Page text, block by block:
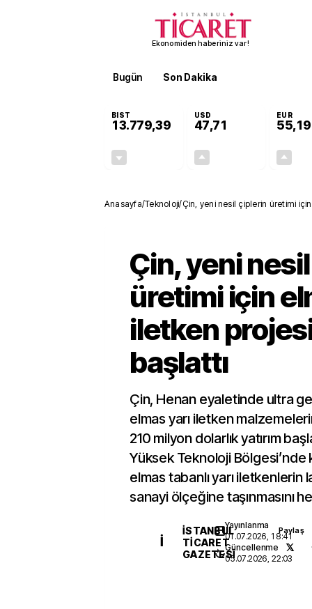
Ekonomiden haberiniz var!
Bugün Son Dakika
BIST
13.779,39
USD
47,71
EUR
55,19
Anasayfa/Teknoloji/Çin, yeni nesil çiplerin üretimi
Çin, yeni
üretimi için
iletken
başlattı
Çin, Henan eyaletinde ultra
elmas yarı iletken
210 milyon dolarlık yatırım
Yüksek Teknoloji
elmas tabanlı yarı
sanayi ölçeğine taşınmasını
İ
İSTANBUL
TICARET
GAZETESI
Yayınlanma
01.07.2026, 18:41
Güncellenme
05.07.2026, 22:03
Paylaş